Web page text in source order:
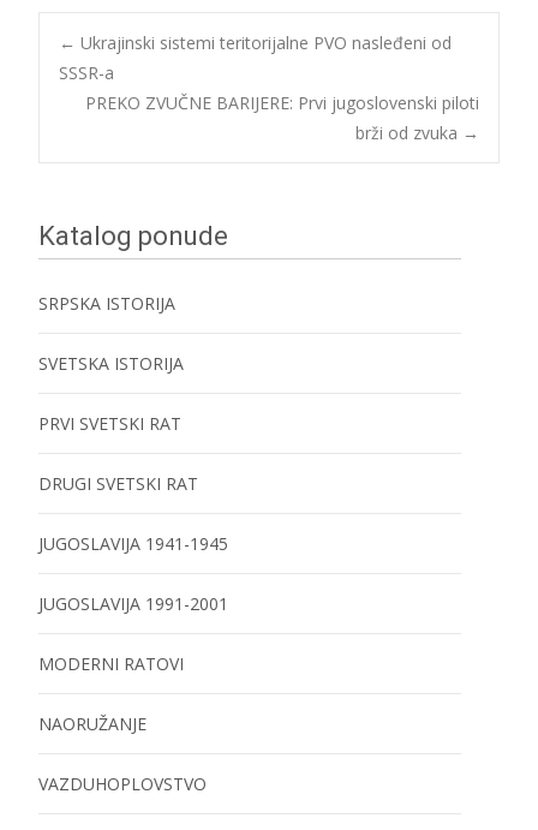
Post
navigation
← Ukrajinski sistemi teritorijalne PVO nasleđeni od
SSSR-a
PREKO ZVUČNE BARIJERE: Prvi jugoslovenski piloti
brži od zvuka →
Katalog ponude
SRPSKA ISTORIJA
SVETSKA ISTORIJA
PRVI SVETSKI RAT
DRUGI SVETSKI RAT
JUGOSLAVIJA 1941-1945
JUGOSLAVIJA 1991-2001
MODERNI RATOVI
NAORUŽANJE
VAZDUHOPLOVSTVO